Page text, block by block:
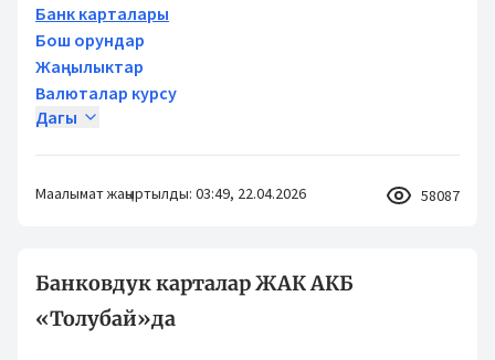
Банк карталары
Бош орундар
Жаңылыктар
Валюталар курсу
Дагы
Маалымат жаңыртылды: 03:49, 22.04.2026 58087
Банковдук карталар ЖАК АКБ
«Толубай»да